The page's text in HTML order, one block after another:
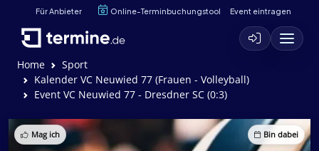
Für Anbieter Online-Terminbuchungstool Event eintragen
Home
Sport
Kalender VC Neuwied 77 (Frauen - Volleyball)
Event VC Neuwied 77 - Dresdner SC (0:3)
Mag ich Bin dabei